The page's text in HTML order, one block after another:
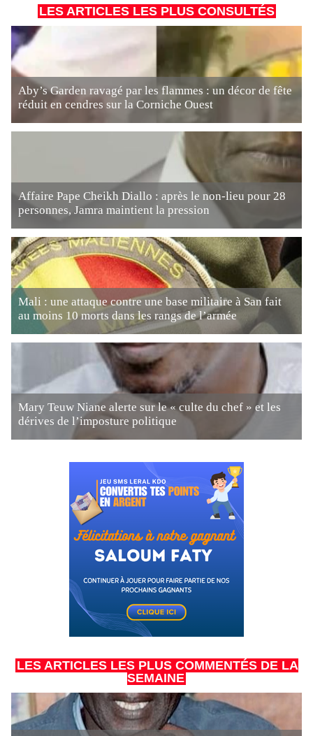
LES ARTICLES LES PLUS CONSULTÉS
Aby’s Garden ravagé par les flammes : un décor de fête
réduit en cendres sur la Corniche Ouest
Affaire Pape Cheikh Diallo : après le non-lieu pour 28
personnes, Jamra maintient la pression
Mali : une attaque contre une base militaire à San fait
au moins 10 morts dans les rangs de l’armée
Mary Teuw Niane alerte sur le « culte du chef » et les
dérives de l’imposture politique
LES ARTICLES LES PLUS COMMENTÉS DE LA
SEMAINE